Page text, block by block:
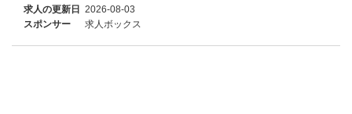
求人の更新日 2026-08-03
スポンサー
求人ボックス